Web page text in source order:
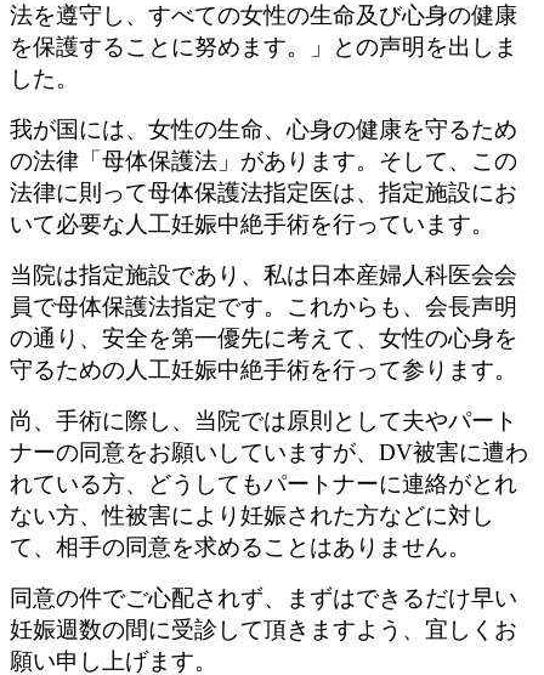
法を遵守し、すべての女性の生命及び心身の健康
を保護することに努めます。」との声明を出しま
した。
我が国には、女性の生命、心身の健康を守るため
の法律「母体保護法」があります。そして、この
法律に則って母体保護法指定医は、指定施設にお
いて必要な人工妊娠中絶手術を行っています。
当院は指定施設であり、私は日本産婦人科医会会
員で母体保護法指定です。これからも、会長声明
の通り、安全を第一優先に考えて、女性の心身を
守るための人工妊娠中絶手術を行って参ります。
尚、手術に際し、当院では原則として夫やパート
ナーの同意をお願いしていますが、DV被害に遭わ
れている方、どうしてもパートナーに連絡がとれ
ない方、性被害により妊娠された方などに対し
て、相手の同意を求めることはありません。
同意の件でご心配されず、まずはできるだけ早い
妊娠週数の間に受診して頂きますよう、宜しくお
願い申し上げます。